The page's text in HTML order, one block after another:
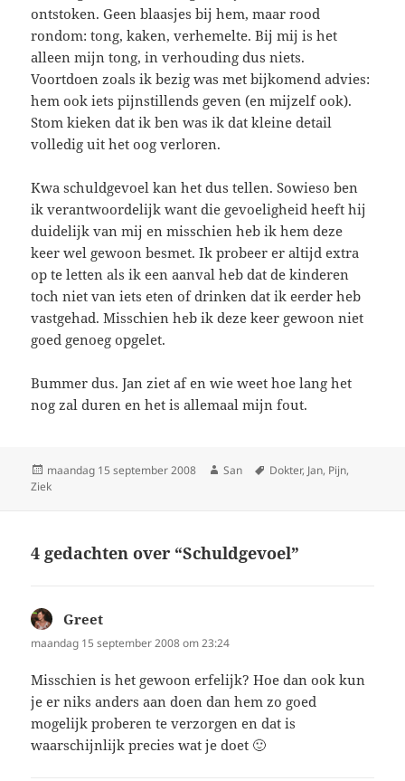
ontstoken. Geen blaasjes bij hem, maar rood
rondom: tong, kaken, verhemelte. Bij mij is het
alleen mijn tong, in verhouding dus niets.
Voortdoen zoals ik bezig was met bijkomend advies:
hem ook iets pijnstillends geven (en mijzelf ook).
Stom kieken dat ik ben was ik dat kleine detail
volledig uit het oog verloren.
Kwa schuldgevoel kan het dus tellen. Sowieso ben
ik verantwoordelijk want die gevoeligheid heeft hij
duidelijk van mij en misschien heb ik hem deze
keer wel gewoon besmet. Ik probeer er altijd extra
op te letten als ik een aanval heb dat de kinderen
toch niet van iets eten of drinken dat ik eerder heb
vastgehad. Misschien heb ik deze keer gewoon niet
goed genoeg opgelet.
Bummer dus. Jan ziet af en wie weet hoe lang het
nog zal duren en het is allemaal mijn fout.
Geplaatst
op
maandag 15 september 2008 Auteur
San Tags
Dokter, Jan, Pijn,
Ziek
4 gedachten over “Schuldgevoel”
Greet
maandag 15 september 2008 om 23:24
Misschien is het gewoon erfelijk? Hoe dan ook kun
je er niks anders aan doen dan hem zo goed
mogelijk proberen te verzorgen en dat is
waarschijnlijk precies wat je doet 🙂